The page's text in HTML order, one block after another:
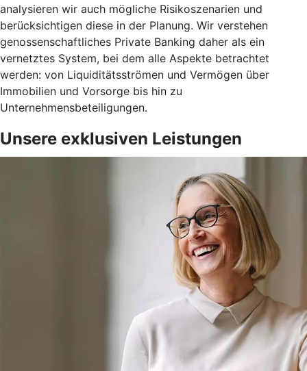
analysieren wir auch mögliche Risikoszenarien und
berücksichtigen diese in der Planung. Wir verstehen
genossenschaftliches Private Banking daher als ein
vernetztes System, bei dem alle Aspekte betrachtet
werden: von Liquiditätsströmen und Vermögen über
Immobilien und Vorsorge bis hin zu
Unternehmensbeteiligungen.
Unsere exklusiven Leistungen